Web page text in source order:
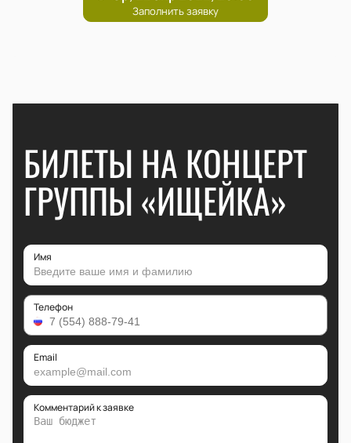
БИЛЕТЫ НА КОНЦЕРТ
ГРУППЫ «ИЩЕЙКА»
Имя
Телефон
Email
Комментарий к заявке